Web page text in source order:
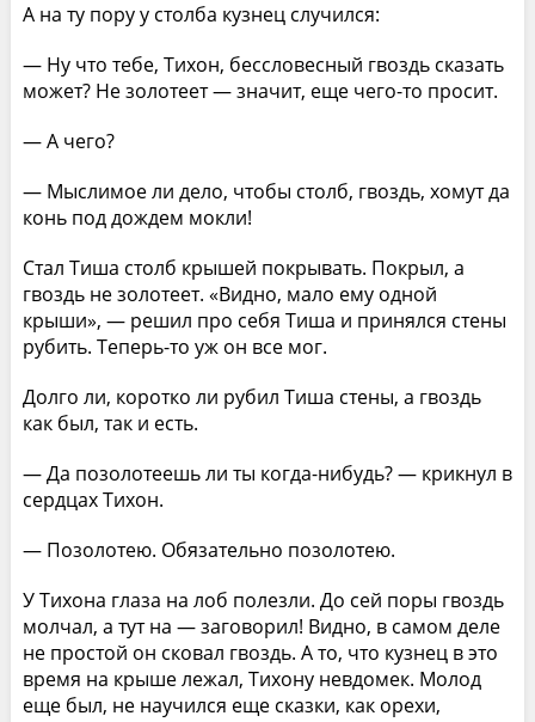
А на ту пору у столба кузнец случился:
— Ну что тебе, Тихон, бессловесный гвоздь сказать
может? Не золотеет — значит, еще чего-то просит.
— А чего?
— Мыслимое ли дело, чтобы столб, гвоздь, хомут да
конь под дождем мокли!
Стал Тиша столб крышей покрывать. Покрыл, а
гвоздь не золотеет. «Видно, мало ему одной
крыши», — решил про себя Тиша и принялся стены
рубить. Теперь-то уж он все мог.
Долго ли, коротко ли рубил Тиша стены, а гвоздь
как был, так и есть.
— Да позолотеешь ли ты когда-нибудь? — крикнул в
сердцах Тихон.
— Позолотею. Обязательно позолотею.
У Тихона глаза на лоб полезли. До сей поры гвоздь
молчал, а тут на — заговорил! Видно, в самом деле
не простой он сковал гвоздь. А то, что кузнец в это
время на крыше лежал, Тихону невдомек. Молод
еще был, не научился еще сказки, как орехи,